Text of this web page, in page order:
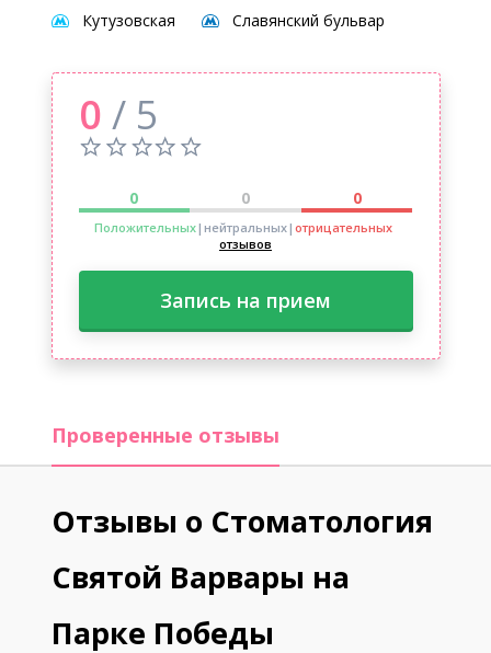
Кутузовская
Славянский бульвар
0 / 5
0 0 0
Положительных|нейтральных| отрицательных
отзывов
Запись на прием
Проверенные отзывы
Отзывы о Стоматология
Святой Варвары на
Парке Победы